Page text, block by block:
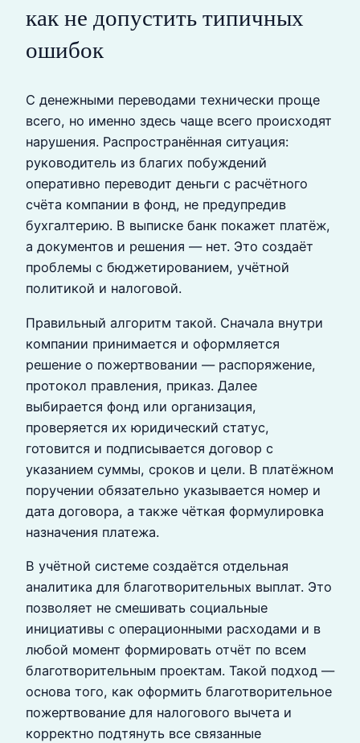
как не допустить типичных
ошибок
С денежными переводами технически проще
всего, но именно здесь чаще всего происходят
нарушения. Распространённая ситуация:
руководитель из благих побуждений
оперативно переводит деньги с расчётного
счёта компании в фонд, не предупредив
бухгалтерию. В выписке банк покажет платёж,
а документов и решения — нет. Это создаёт
проблемы с бюджетированием, учётной
политикой и налоговой.
Правильный алгоритм такой. Сначала внутри
компании принимается и оформляется
решение о пожертвовании — распоряжение,
протокол правления, приказ. Далее
выбирается фонд или организация,
проверяется их юридический статус,
готовится и подписывается договор с
указанием суммы, сроков и цели. В платёжном
поручении обязательно указывается номер и
дата договора, а также чёткая формулировка
назначения платежа.
В учётной системе создаётся отдельная
аналитика для благотворительных выплат. Это
позволяет не смешивать социальные
инициативы с операционными расходами и в
любой момент формировать отчёт по всем
благотворительным проектам. Такой подход —
основа того, как оформить благотворительное
пожертвование для налогового вычета и
корректно подтянуть все связанные